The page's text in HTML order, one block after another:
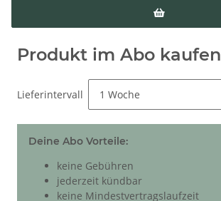
Produkt im Abo kaufen
Lieferintervall
Deine Abo Vorteile:
keine Gebühren
jederzeit kündbar
keine Mindestvertragslaufzeit